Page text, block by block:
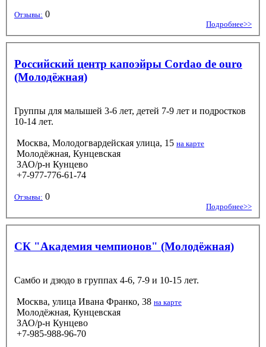
Отзывы: 0
Подробнее>>
Российский центр капоэйры Cordao de ouro
(Молодёжная)
Группы для малышей 3-6 лет, детей 7-9 лет и подростков
10-14 лет.
Москва, Молодогвардейская улица, 15 на карте
Молодёжная, Кунцевская
ЗАО/р-н Кунцево
+7-977-776-61-74
Отзывы: 0
Подробнее>>
СК "Академия чемпионов" (Молодёжная)
Самбо и дзюдо в группах 4-6, 7-9 и 10-15 лет.
Москва, улица Ивана Франко, 38 на карте
Молодёжная, Кунцевская
ЗАО/р-н Кунцево
+7-985-988-96-70